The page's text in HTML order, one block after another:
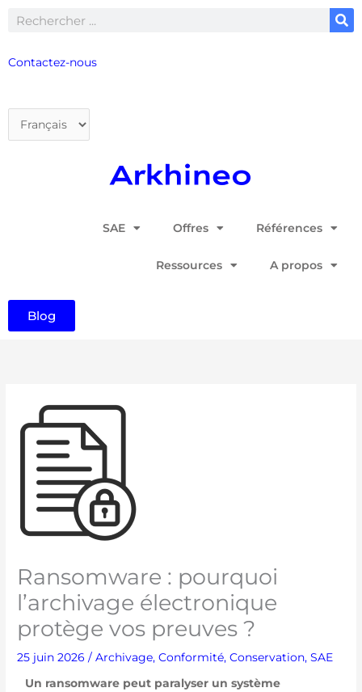
Rechercher
Contactez-nous
une
SAE Offres Références
Ressources A propos
Blog
Ransomware : pourquoi
l’archivage électronique
protège vos preuves ?
25 juin 2026/Archivage,Conformité,Conservation,SAE
Un ransomware peut paralyser un système